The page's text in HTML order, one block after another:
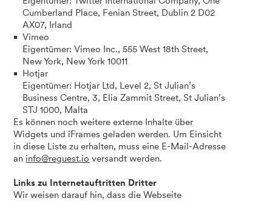
Cumberland Place, Fenian Street, Dublin 2 D02
AX07, Irland
Vimeo
Eigentümer: Vimeo Inc., 555 West 18th Street,
New York, New York 10011
Hotjar
Eigentümer: Hotjar Ltd, Level 2, St Julian’s
Business Centre, 3, Elia Zammit Street, St Julian’s
STJ 1000, Malta
Es können noch weitere externe Inhalte über
Widgets und iFrames geladen werden. Um Einsicht
in diese Liste zu erhalten, muss eine E-Mail-Adresse
an info@reguest.io versandt werden.
Links zu Internetauftritten Dritter
Wir weisen darauf hin, dass die Webseite